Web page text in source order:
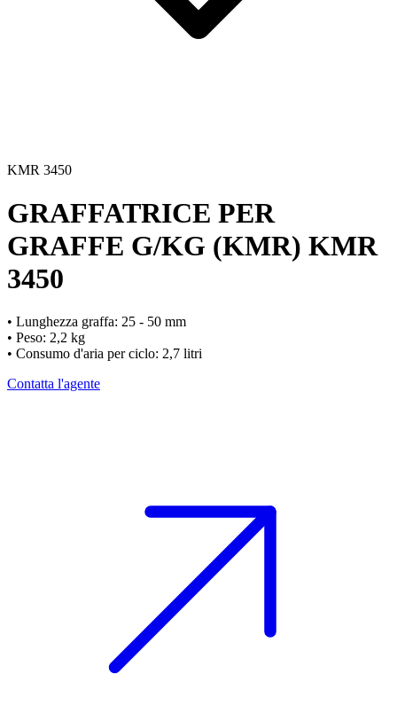
KMR 3450
GRAFFATRICE PER
GRAFFE G/KG (KMR) KMR
3450
• Lunghezza graffa: 25 - 50 mm
• Peso: 2,2 kg
• Consumo d'aria per ciclo: 2,7 litri
Contatta l'agente